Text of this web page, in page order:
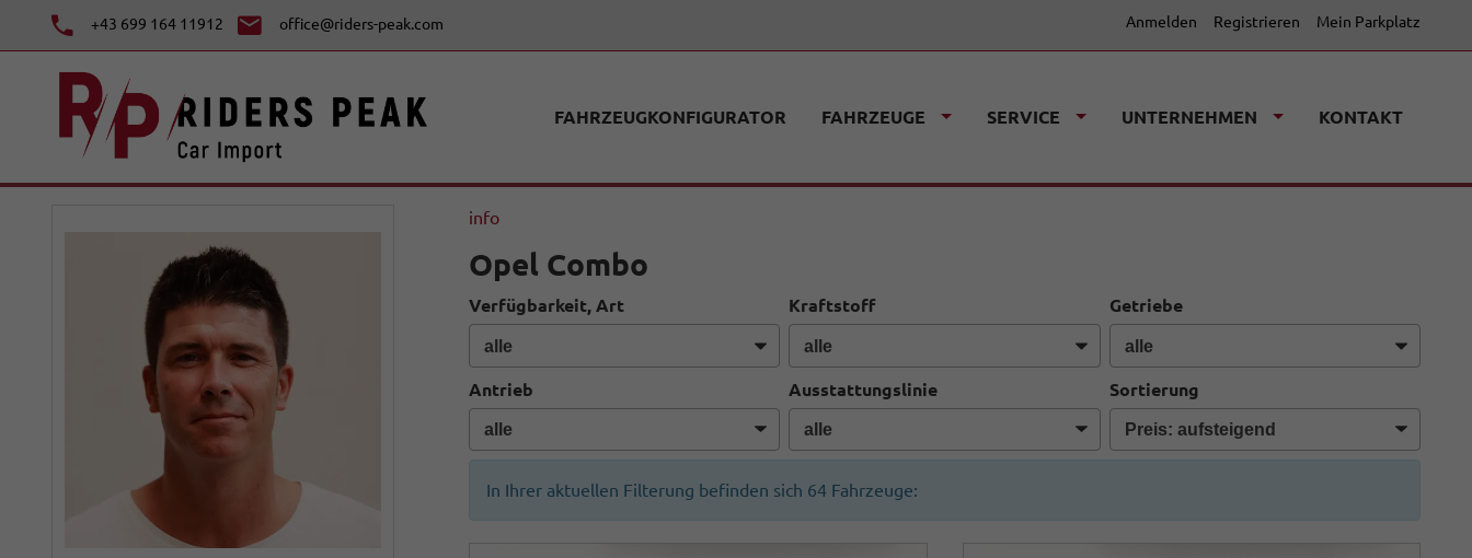
+43 699 164 11912 office@riders-peak.com Anmelden Registrieren Mein Parkplatz
FAHRZEUGKONFIGURATOR FAHRZEUGE SERVICE UNTERNEHMEN KONTAKT
info
Opel Combo
Verfügbarkeit, Art Kraftstoff Getriebe
Antrieb Ausstattungslinie Sortierung
In Ihrer aktuellen Filterung befinden sich 64 Fahrzeuge: